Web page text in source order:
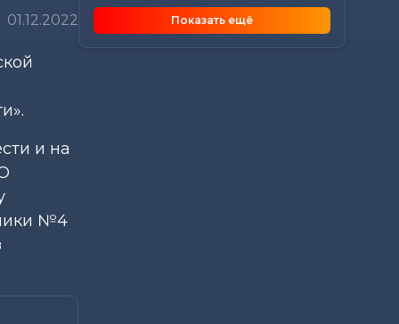
01.12.2022
и на
№4
В УСК по Могилевской области
— новый начальник
Показать ещё